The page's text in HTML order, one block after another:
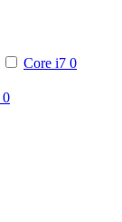
Core i7 0
0